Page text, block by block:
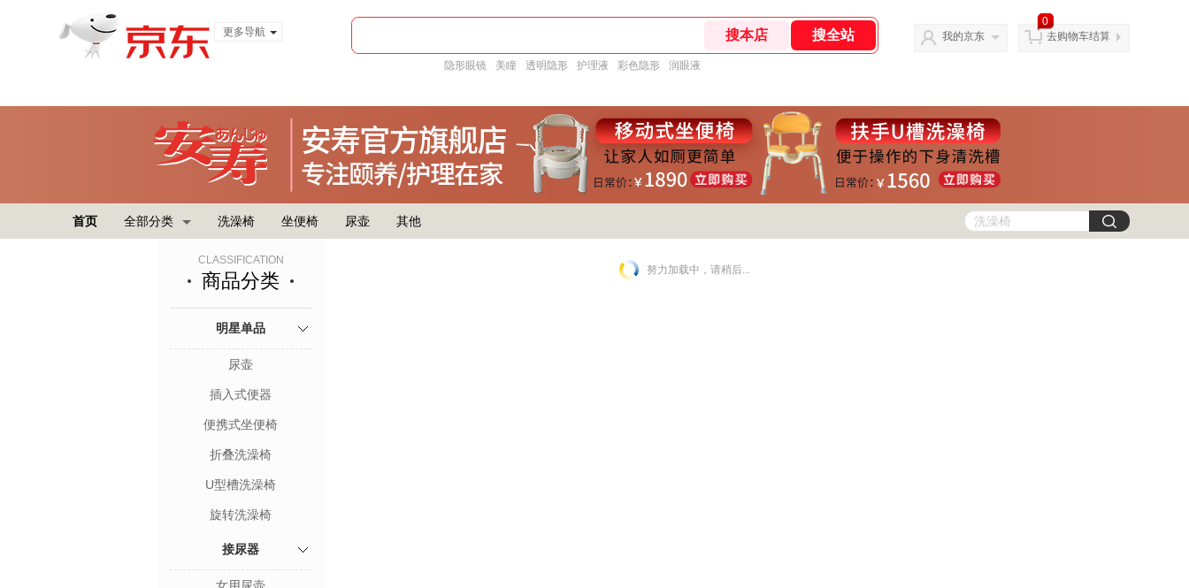
更多导航
隐形眼镜 美瞳 透明隐形 护理液 彩色隐形 润眼液
我的京东
0
去购物车结算
首页 全部分类 洗澡椅 坐便椅 尿壶 其他
CLASSIFICATION
商品分类
明星单品
尿壶
插入式便器
便携式坐便椅
折叠洗澡椅
U型槽洗澡椅
旋转洗澡椅
接尿器
努力加载中，请稍后...